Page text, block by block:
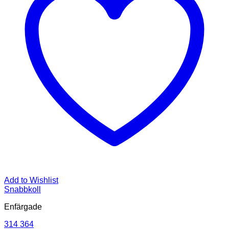
Add to Wishlist
Snabbkoll
Enfärgade
314 364